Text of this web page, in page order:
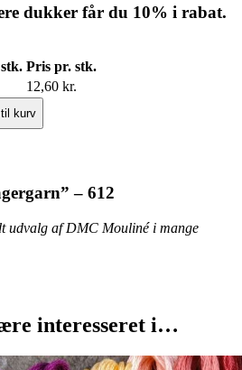
dukker får du 10% i rabat.
Pris pr. stk.
12,60 kr.
kurv
– 612
udvalg af DMC Mouliné i mange
interesseret i…